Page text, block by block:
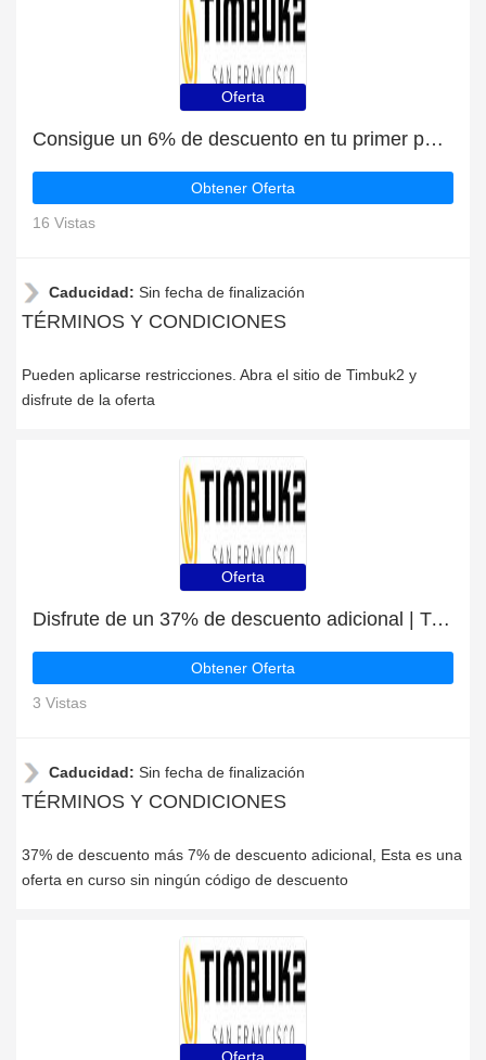
Oferta
Consigue un 6% de descuento en tu primer pedido en Timbuk2
Obtener Oferta
16 Vistas
Caducidad: Sin fecha de finalización
TÉRMINOS Y CONDICIONES
Pueden aplicarse restricciones. Abra el sitio de Timbuk2 y
disfrute de la oferta
Oferta
Disfrute de un 37% de descuento adicional | Timbuk2 descuento
Obtener Oferta
3 Vistas
Caducidad: Sin fecha de finalización
TÉRMINOS Y CONDICIONES
37% de descuento más 7% de descuento adicional, Esta es una
oferta en curso sin ningún código de descuento